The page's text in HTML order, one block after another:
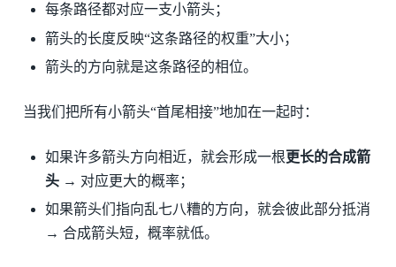
每条路径都对应一支小箭头；
箭头的长度反映“这条路径的权重”大小；
箭头的方向就是这条路径的相位。
当我们把所有小箭头“首尾相接”地加在一起时：
如果许多箭头方向相近，就会形成一根更长的合成箭
头 → 对应更大的概率；
如果箭头们指向乱七八糟的方向，就会彼此部分抵消
→ 合成箭头短，概率就低。